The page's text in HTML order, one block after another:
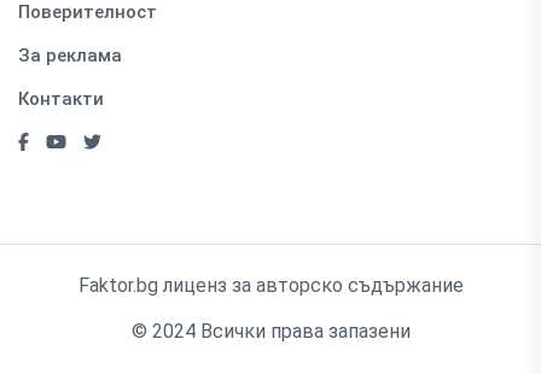
Поверителност
За реклама
Контакти
Faktor.bg лиценз за авторско съдържание
© 2024 Всички права запазени